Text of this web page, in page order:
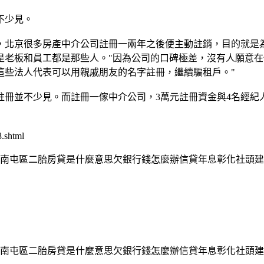
見。
很多房產中介公司註冊一兩年之後便主動註銷，目的就是
板和員工都是那些人。"因為公司的口碑極差，沒有人願意
法人代表可以用親戚朋友的名字註冊，繼續騙租戶。"
不少見。而註冊一傢中介公司，3萬元註冊資金與4名經紀
屯區二胎房貸是什麼意思欠銀行錢怎麼辦信貸年息彰化社頭
屯區二胎房貸是什麼意思欠銀行錢怎麼辦信貸年息彰化社頭